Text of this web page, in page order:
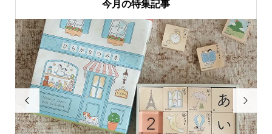
今月の特集記事
 